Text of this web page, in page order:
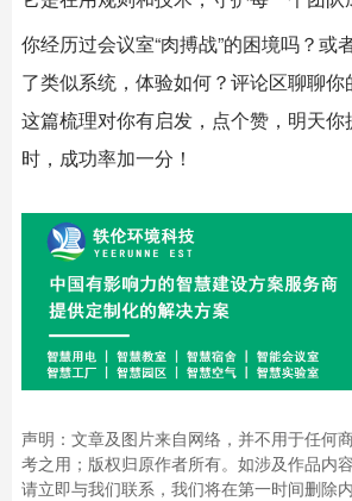
你经历过会议室“肉搏战”的困境吗？或
了类似系统，体验如何？评论区聊聊
这篇梳理对你有启发，点个赞，明天
时，成功率加一分！
声明：文章及图片来自网络，并不用于任何
考之用；版权归原作者所有。如涉及作品内
请立即与我们联系，我们将在第一时间删除